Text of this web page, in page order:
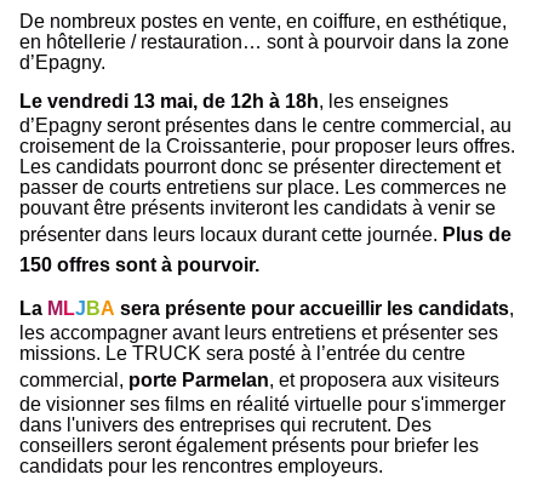
De nombreux postes en vente, en coiffure, en esthétique,
en hôtellerie / restauration… sont à pourvoir dans la zone
d’Epagny.
Le vendredi 13 mai, de 12h à 18h, les enseignes
d’Epagny seront présentes dans le centre commercial, au
croisement de la Croissanterie, pour proposer leurs offres.
Les candidats pourront donc se présenter directement et
passer de courts entretiens sur place. Les commerces ne
pouvant être présents inviteront les candidats à venir se
présenter dans leurs locaux durant cette journée. Plus de
150 offres sont à pourvoir.
La M LJ BA sera présente pour accueillir les candidats,
les accompagner avant leurs entretiens et présenter ses
missions. Le TRUCK sera posté à l’entrée du centre
commercial, porte Parmelan, et proposera aux visiteurs
de visionner ses films en réalité virtuelle pour s'immerger
dans l'univers des entreprises qui recrutent. Des
conseillers seront également présents pour briefer les
candidats pour les rencontres employeurs.